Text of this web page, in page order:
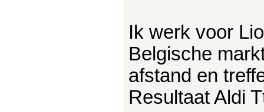
Ik werk voor
Belgische
afstand en
Resultaat Aldi